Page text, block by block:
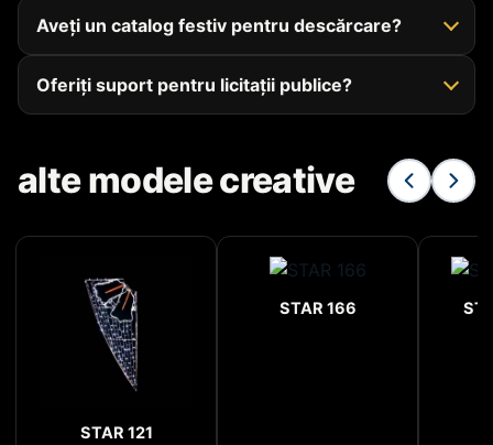
Aveți un catalog festiv pentru descărcare?
Oferiți suport pentru licitații publice?
alte modele creative
STAR 121
STAR 166